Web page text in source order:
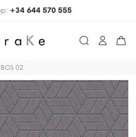
+34 644 570 555
02